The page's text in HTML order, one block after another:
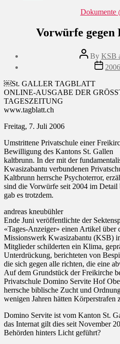
Dokumente
Vorwürfe gegen
Post
author
By KSB
Post
date
￼St. GALLER TAGBLATT
ONLINE-AUSGABE DER
TAGESZEITUNG
www.tagblatt.ch
Freitag, 7. Juli 2006
Umstrittene Privatschule einer
Bewilligung des Kantons St. Gallen
kaltbrunn. In der mit der
Kwasizabantu verbundenen
Kaltbrunn herrsche Psychoterror,
sind die Vorwürfe seit 2004 im
gab es trotzdem.
andreas kneubühler
Ende Juni veröffentlichte der
«Tages-Anzeiger» einen Artikel über
Missionswerk Kwasizabantu (KSB)
Mitglieder schilderten ein Klima,
Unterdrückung, berichteten von
die sich gegen alle richten, die eine
Auf dem Grundstück der Freikirche
Privatschule Domino Servite Hof
herrsche biblische Zucht und
wenigen Jahren hätten Körperstrafen
Domino Servite ist vom Kanton St.
das Internat gilt dies seit November
Behörden hinters Licht geführt?